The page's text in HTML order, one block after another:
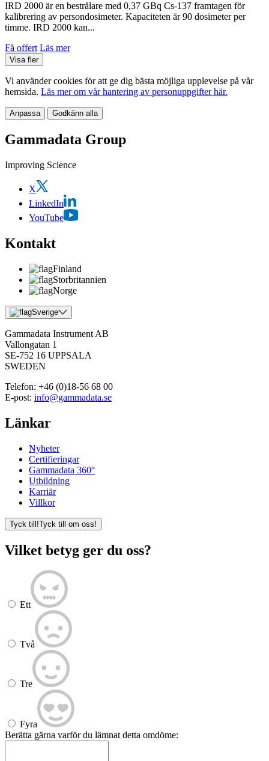
IRD 2000 är en bestrålare med 0,37 GBq Cs-137 framtagen för
kalibrering av persondosimeter. Kapaciteten är 90 dosimeter per
timme. IRD 2000 kan...
Få offert Läs mer
Visa fler
Vi använder cookies för att ge dig bästa möjliga upplevelse på vår
hemsida. Läs mer om vår hantering av personuppgifter här.
Anpassa Godkänn alla
Gammadata Group
Improving Science
X
LinkedIn
YouTube
Kontakt
Finland
Storbritannien
Norge
Sverige
Gammadata Instrument AB
Vallongatan 1
SE-752 16 UPPSALA
SWEDEN
Telefon: +46 (0)18-56 68 00
E-post: info@gammadata.se
Länkar
Nyheter
Certifieringar
Gammadata 360°
Utbildning
Karriär
Villkor
Tyck till!Tyck till om oss!
Vilket betyg ger du oss?
Ett
Två
Tre
Fyra
Berätta gärna varför du lämnat detta omdöme: